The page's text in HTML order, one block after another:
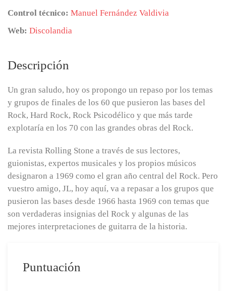
Control técnico: Manuel Fernández Valdivia
Web: Discolandia
Descripción
Un gran saludo, hoy os propongo un repaso por los temas
y grupos de finales de los 60 que pusieron las bases del
Rock, Hard Rock, Rock Psicodélico y que más tarde
explotaría en los 70 con las grandes obras del Rock.
La revista Rolling Stone a través de sus lectores,
guionistas, expertos musicales y los propios músicos
designaron a 1969 como el gran año central del Rock. Pero
vuestro amigo, JL, hoy aquí, va a repasar a los grupos que
pusieron las bases desde 1966 hasta 1969 con temas que
son verdaderas insignias del Rock y algunas de las
mejores interpretaciones de guitarra de la historia.
Puntuación